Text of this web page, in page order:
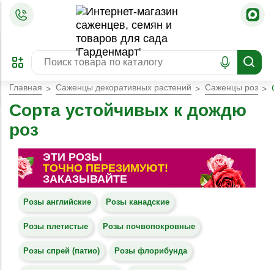
ПРЕДЗАКАЗ
ЗАБРОНИРОВАТЬ
ЛУЧШЕЕ
Главная Саженцы декоративных растений Саженцы роз
Сорта устойчивых к дождю
роз
ЭТИ РОЗЫ
ТОЧНО ПЕРЕЗИМУЮТ!
ЗАКАЗЫВАЙТЕ
Розы английские Розы канадские
Розы плетистые Розы почвопокровные
Розы спрей (патио) Розы флорибунда